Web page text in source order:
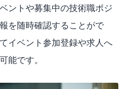
ントや募集中の技術職ポジ
を随時確認することがで
イベント参加登録や求人へ
能です。